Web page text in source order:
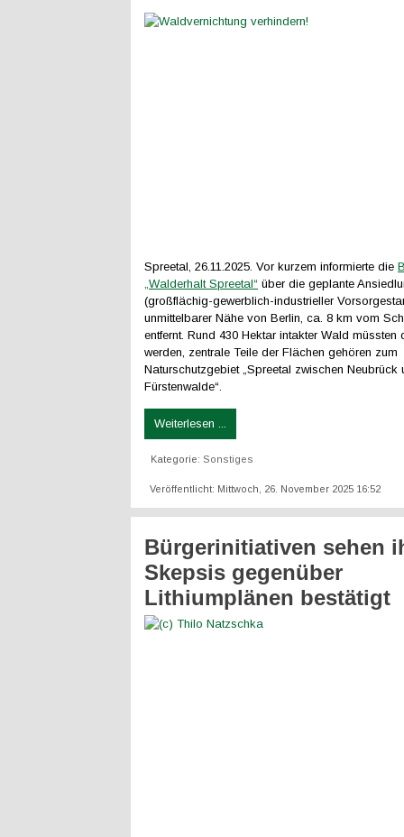
Spreetal, 26.11.2025. Vor kurzem informierte die
„Walderhalt Spreetal“ über die geplante
(großflächig-gewerblich-industrieller
unmittelbarer Nähe von Berlin, ca. 8 km vom
entfernt. Rund 430 Hektar intakter Wald müssten
werden, zentrale Teile der Flächen gehören zum
Naturschutzgebiet „Spreetal zwischen Neubrück
Fürstenwalde“.
Weiterlesen ...
Kategorie: Sonstiges
Veröffentlicht: Mittwoch, 26. November 2025 16:52
Bürgerinitiativen sehen
Skepsis gegenüber
Lithiumplänen bestätigt